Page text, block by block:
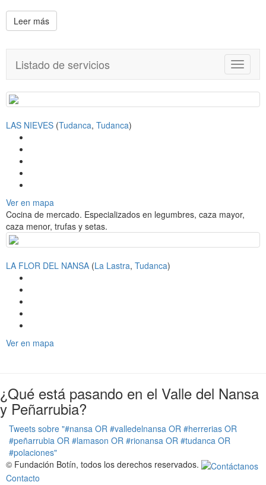
Leer más
T
o
g
i
o
n
Listado de servicios
LAS NIEVES (Tudanca, Tudanca)
Ver en mapa
Cocina de mercado. Especializados en legumbres, caza mayor,
caza menor, trufas y setas.
LA FLOR DEL NANSA (La Lastra, Tudanca)
Ver en mapa
¿Qué está pasando en el Valle del Nansa
y Peñarrubia?
Tweets sobre "#nansa OR #valledelnansa OR #herrerias OR
#peñarrubia OR #lamason OR #rionansa OR #tudanca OR
#polaciones"
© Fundación Botín, todos los derechos reservados.
Contacto